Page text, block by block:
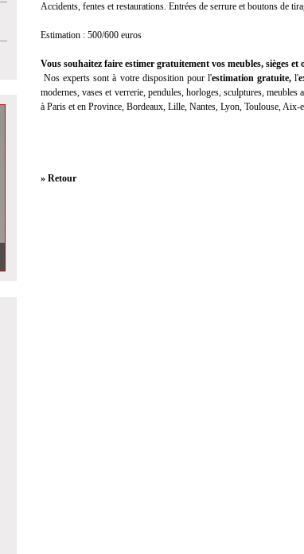
Accidents, fentes et restaurations. Entrées de serrure et boutons de
Estimation : 500/600 euros
Vous souhaitez faire estimer gratuitement vos meubles, sièges
Nos experts sont à votre disposition pour l'estimation gratuite,l'
modernes, vases et verrerie, pendules, horloges, sculptures,
à Paris et en Province, Bordeaux, Lille, Nantes, Lyon, Toulouse,
» Retour